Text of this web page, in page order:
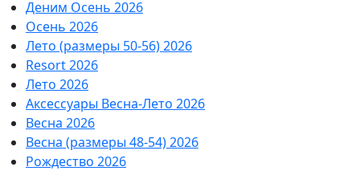
Деним Осень 2026
Осень 2026
Лето (размеры 50-56) 2026
Resort 2026
Лето 2026
Аксессуары Весна-Лето 2026
Весна 2026
Весна (размеры 48-54) 2026
Рождество 2026